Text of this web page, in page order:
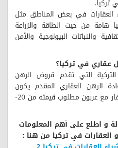
تركيا.
العقارات في بعض المناطق مثل
هامة من حيث الطاقة والزراعة
والنباتات البيولوجية والأمن
في تركيا؟
التي تقدم قروض الرهن
الرهن العقاري المقدم يكون
حوالي 70-80 ٪ من قيمة العقار مع عربون مطلوب قيمته من 20-
و اطلع على أهم المعلومات
العقارات في تركيا من هنا :